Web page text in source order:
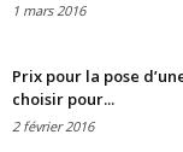
1 mars 2016
Prix pour la pose
choisir pour...
2 février 2016